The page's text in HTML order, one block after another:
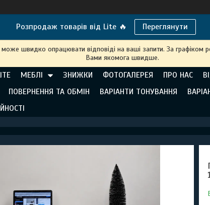
Розпродаж товарів від Lite 🔥 Переглянути
швидко опрацювати відповіді на ваші запити. За графіком
Вами якомога швидше.
МЕБЛІ ЗНИЖКИ ФОТОГАЛЕРЕЯ ПРО НАС
ПОВЕРНЕННЯ ТА ОБМІН ВАРІАНТИ ТОНУВАННЯ